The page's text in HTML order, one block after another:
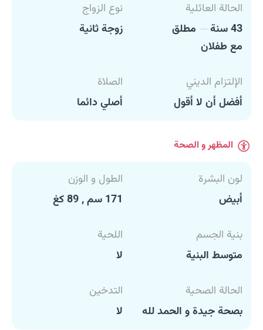
الحالة العائلية
43 سنة
مطلق
مع طفلان
نوع الزواج
زوجة ثانية
الإلتزام الديني
أفضل أن لا أقول
الصلاة
أصلي دائما
المظهر و الصحة
لون البشرة
أبيض
الطول و الوزن
171 سم , 89 كغ
بنية الجسم
متوسط البنية
اللحية
لا
الحالة الصحية
بصحة جيدة و الحمد لله
التدخين
لا